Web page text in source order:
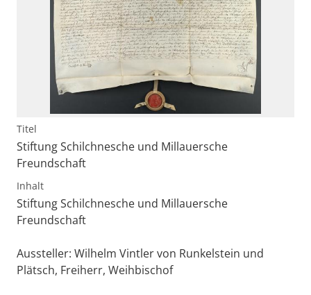
Titel
Stiftung Schilchnesche und Millauersche
Freundschaft
Inhalt
Stiftung Schilchnesche und Millauersche
Freundschaft
Aussteller: Wilhelm Vintler von Runkelstein und
Plätsch, Freiherr, Weihbischof